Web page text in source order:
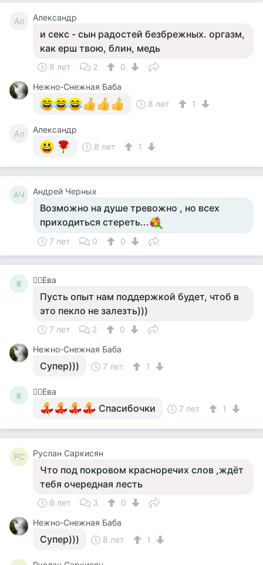
Ал Александр
и секс - сын радостей безбрежных. оргазм,
как ерш твою, блин, медь
8 лет 2
0
Нежно-Снежная Баба
8 лет
1
Ал
Александр
8 лет
1
АЧ Андрей Черных
Возможно на душе тревожно , но всех
приходиться стереть...
7 лет 0 0
🧚‍ 🧚‍♀️Ева
Пусть опыт нам поддержкой будет, чтоб в
это пекло не залезть)))
7 лет 2
0
Нежно-Снежная Баба
Супер))) 7 лет 1
🧚‍ 🧚‍♀️Ева
Спасибочки 7 лет 1
РС Руслан Саркисян
Что под покровом красноречих слов ,ждёт
тебя очередная лесть
8 лет 3
0
Нежно-Снежная Баба
Супер))) 8 лет 1